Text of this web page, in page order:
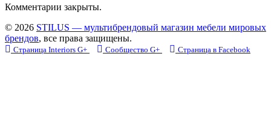
Комментарии закрыты.
© 2026 STILUS — мультибрендовый магазин мебели мировых
брендов, все права защищены.
Страница Interiors G+ Сообщество G+ Страница в Facebook